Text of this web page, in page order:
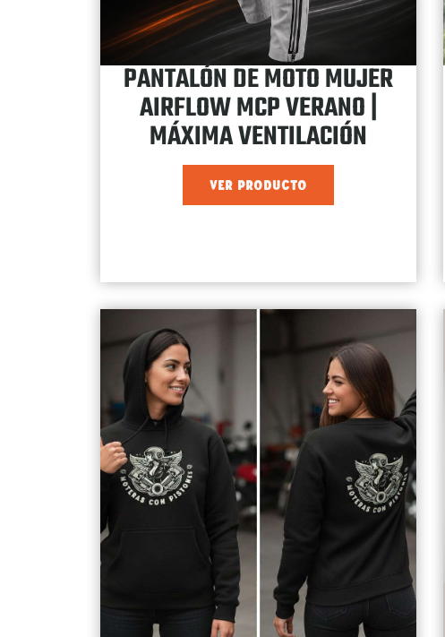
PANTALÓN DE MOTO MUJER
AIRFLOW MCP VERANO |
MÁXIMA VENTILACIÓN
VER PRODUCTO